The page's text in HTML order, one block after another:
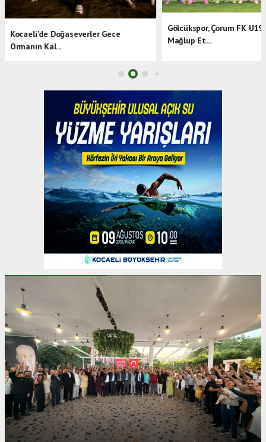
Kocaeli’de Doğaseverler Gece
Ormanın Kal...
Gölcükspor, Çorum FK
Mağlup Et...